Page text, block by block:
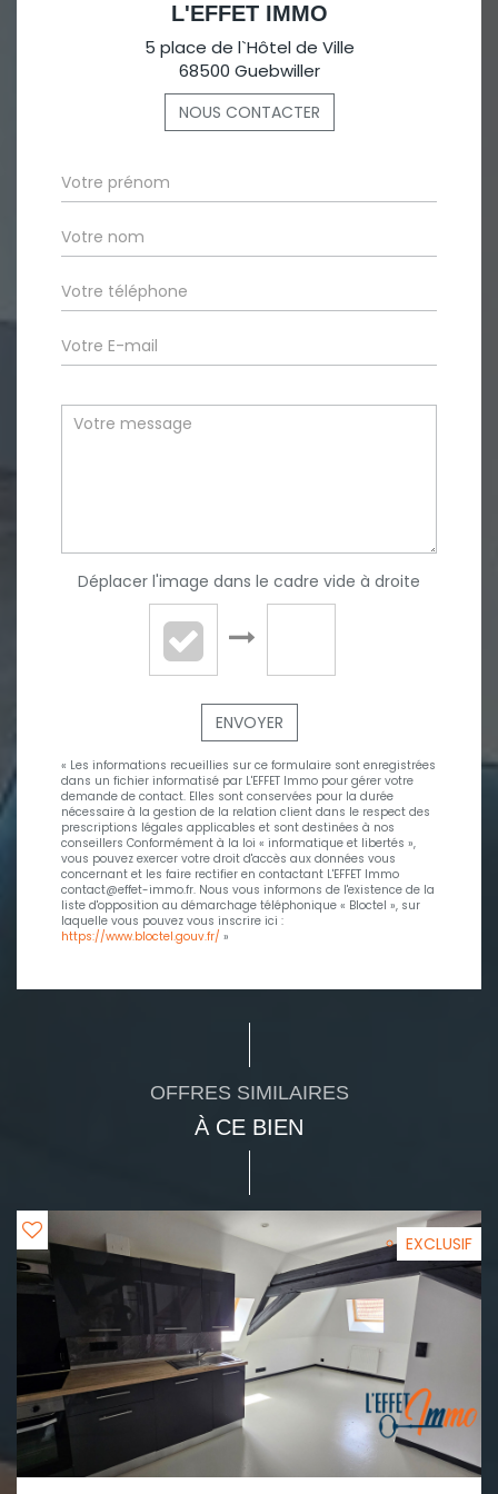
L'EFFET IMMO
5 place de l`Hôtel de Ville
68500 Guebwiller
NOUS CONTACTER
Déplacer l'image dans le cadre vide à droite
ENVOYER
« Les informations recueillies sur ce formulaire sont enregistrées
dans un fichier informatisé par L'EFFET Immo pour gérer votre
demande de contact. Elles sont conservées pour la durée
nécessaire à la gestion de la relation client dans le respect des
prescriptions légales applicables et sont destinées à nos
conseillers Conformément à la loi « informatique et libertés »,
vous pouvez exercer votre droit d'accès aux données vous
concernant et les faire rectifier en contactant L'EFFET Immo
contact@effet-immo.fr. Nous vous informons de l'existence de la
liste d'opposition au démarchage téléphonique « Bloctel », sur
laquelle vous pouvez vous inscrire ici :
https://www.bloctel.gouv.fr/ »
OFFRES SIMILAIRES
À CE BIEN
EXCLUSIF